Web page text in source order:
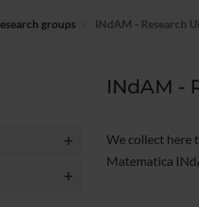
groups INdAM - Research
INdAM -
We collect here
Matematica